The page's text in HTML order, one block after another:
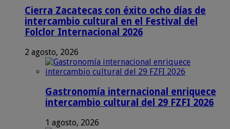
Cierra Zacatecas con éxito ocho días de
intercambio cultural en el Festival del
Folclor Internacional 2026
2 agosto, 2026
Gastronomía internacional enriquece
intercambio cultural del 29 FZFI 2026
1 agosto, 2026